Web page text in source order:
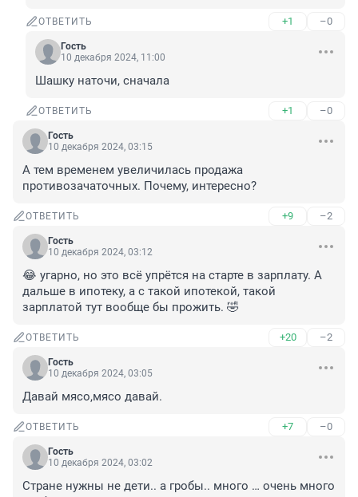
ОТВЕТИТЬ +1 –0
Гость
10 декабря 2024, 11:00
Шашку наточи, сначала
ОТВЕТИТЬ +1 –0
Гость
10 декабря 2024, 03:15
А тем временем увеличилась продажа
противозачаточных. Почему, интересно?
ОТВЕТИТЬ +9 –2
Гость
10 декабря 2024, 03:12
😂 угарно, но это всё упрётся на старте в зарплату. А
дальше в ипотеку, а с такой ипотекой, такой
зарплатой тут вообще бы прожить. 🤣
ОТВЕТИТЬ +20 –2
Гость
10 декабря 2024, 03:05
Давай мясо,мясо давай.
ОТВЕТИТЬ +7 –0
Гость
10 декабря 2024, 03:02
Стране нужны не дети.. а гробы.. много … очень много